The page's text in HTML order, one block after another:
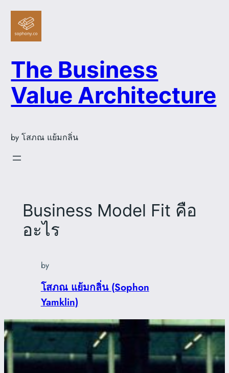
Skip
content
The Business
Value Architecture
by โสภณ แย้มกลิ่น
Business Model Fit คือ
อะไร
by
โสภณ แย้มกลิ่น (Sophon
Yamklin)